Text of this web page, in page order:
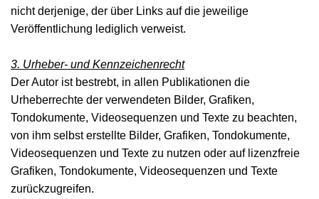
nicht derjenige, der über Links auf die jeweilige
Veröffentlichung lediglich verweist.
3. Urheber- und Kennzeichenrecht
Der Autor ist bestrebt, in allen Publikationen die
Urheberrechte der verwendeten Bilder, Grafiken,
Tondokumente, Videosequenzen und Texte zu beachten,
von ihm selbst erstellte Bilder, Grafiken, Tondokumente,
Videosequenzen und Texte zu nutzen oder auf lizenzfreie
Grafiken, Tondokumente, Videosequenzen und Texte
zurückzugreifen.